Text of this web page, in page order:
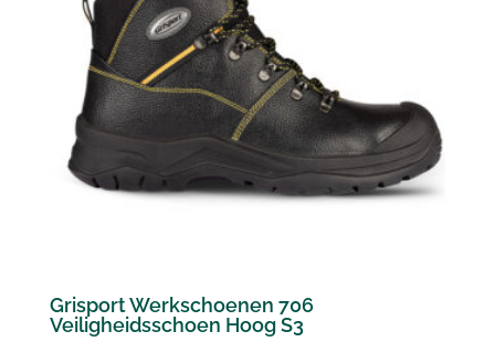
Grisport Werkschoenen 706
Veiligheidsschoen Hoog S3